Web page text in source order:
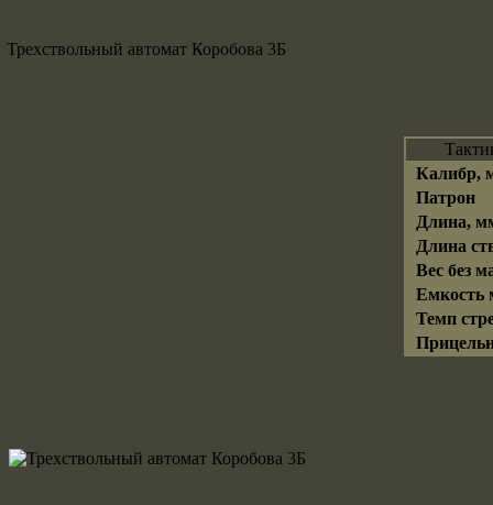
Трехствольный автомат Коробова 3Б
Калибр,
Патрон
Длина,
Длина
Вес без
Емкость
Темп